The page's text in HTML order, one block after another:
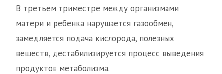
В третьем триместре между организмами
матери и ребенка нарушается газообмен,
замедляется подача кислорода, полезных
веществ, дестабилизируется процесс выведения
продуктов метаболизма.